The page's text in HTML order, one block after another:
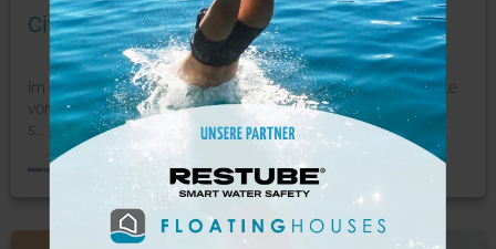
City Apartments Altstadt Stralsund
Im Herzen der Stralsunder Altstadt und nur wenige Schritte
vom Neuen Markt sowie dem Hafen entfernt befinden
s
mehr